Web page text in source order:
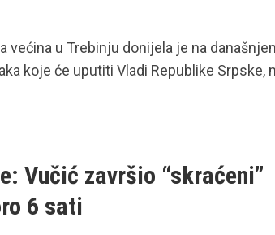
većina u Trebinju donijela je na
koje će uputiti Vladi Republike Srpske,
Vučić završio “skraćeni”
6 sati